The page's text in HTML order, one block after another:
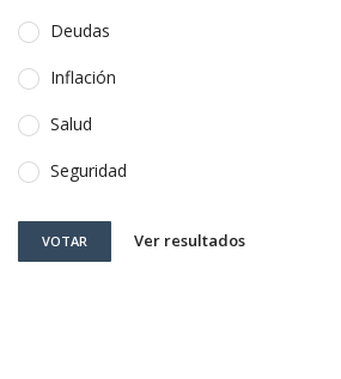
Deudas
Inflación
Salud
Seguridad
VOTAR Ver resultados